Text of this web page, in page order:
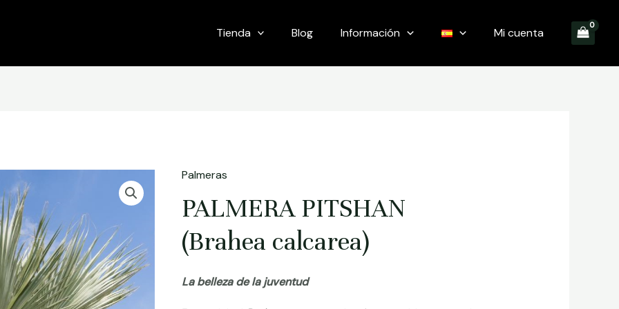
Tienda Blog Información Mi cuenta
Palmeras
PALMERA PITSHAN
(Brahea calcarea)
La belleza de la juventud